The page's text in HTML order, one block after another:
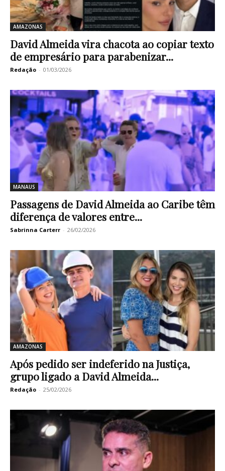
AMAZONAS
David Almeida vira chacota ao copiar texto
de empresário para parabenizar...
Redação - 01/03/2026
MANAUS
Passagens de David Almeida ao Caribe têm
diferença de valores entre...
Sabrinna Carterr - 26/02/2026
AMAZONAS
Após pedido ser indeferido na Justiça,
grupo ligado a David Almeida...
Redação - 25/02/2026